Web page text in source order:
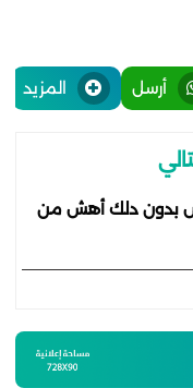
أرسل المزيد
بدون دلك أهش من